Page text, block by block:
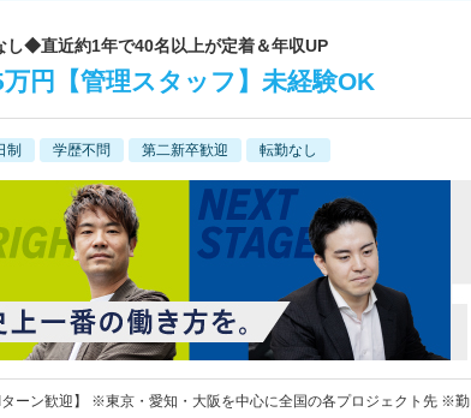
◆直近約1年で40名以上が定着＆年収UP
円【管理スタッフ】未経験OK
制 学歴不問 第二新卒歓迎 転勤なし
ターン歓迎】 ※東京・愛知・大阪を中心に全国の各プロジェクト先 ※勤